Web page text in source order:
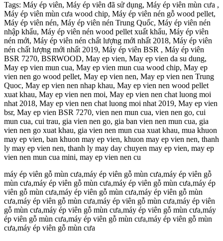
Tags: Máy ép viên, Máy ép viên đã sử dụng, Máy ép viên mùn cưa ,
Máy ép viên mùn cưa wood chip, Máy ép viên nén gỗ wood pellet,
Máy ép viên nén, Máy ép viên nén Trung Quốc, Máy ép viên nén
nhập khẩu, Máy ép viên nén wood pellet xuất khẩu, Máy ép viên
nén mới, Máy ép viên nén chất lượng mới nhất 2018, Máy ép viên
nén chất lượng mới nhất 2019, Máy ép viên BSR , Máy ép viên
BSR 7270, BSRWOOD, May ep vien, May ep vien da su dung,
May ep vien mun cua, May ep vien mun cua wood chip, May ep
vien nen go wood pellet, May ep vien nen, May ep vien nen Trung
Quoc, May ep vien nen nhap khau, May ep vien nen wood pellet
xuat khau, May ep vien nen moi, May ep vien nen chat luong moi
nhat 2018, May ep vien nen chat luong moi nhat 2019, May ep vien
bsr, May ep vien BSR 7270, vien nen mun cua, vien nen go, cui
mun cua, cui trau, gia vien nen go, gia ban vien nen mun cua, gia
vien nen go xuat khau, gia vien nen mun cua xuat khau, mua khuon
may ep vien, ban khuon may ep vien, khuon may ep vien nen, thanh
ly may ep vien nen, thanh ly may day chuyen may ep vien, may ep
vien nen mun cua mini, may ep vien nen cu
máy ép viên gỗ mùn cưa,máy ép viên gỗ mùn cưa,máy ép viên gỗ
mùn cưa,máy ép viên gỗ mùn cưa,máy ép viên gỗ mùn cưa,máy ép
viên gỗ mùn cưa,máy ép viên gỗ mùn cưa,máy ép viên gỗ mùn
cưa,máy ép viên gỗ mùn cưa,máy ép viên gỗ mùn cưa,máy ép viên
gỗ mùn cưa,máy ép viên gỗ mùn cưa,máy ép viên gỗ mùn cưa,máy
ép viên gỗ mùn cưa,máy ép viên gỗ mùn cưa,máy ép viên gỗ mùn
cưa,máy ép viên gỗ mùn cưa